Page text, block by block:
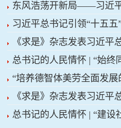
干部政绩观的重要内容”
东风浩荡开新局——习近
济高质量发展行稳致远
习近平总书记引领“十五
浪前行
《求是》杂志发表习近平
建设健康中国》
总书记的人民情怀 | “始终
运、心连心”
“培养德智体美劳全面发
班人”——习近平总书记的
改革发展开创新局面
《求是》杂志发表习近平
祝中国共产党成立105周年
总书记的人民情怀 | “建设